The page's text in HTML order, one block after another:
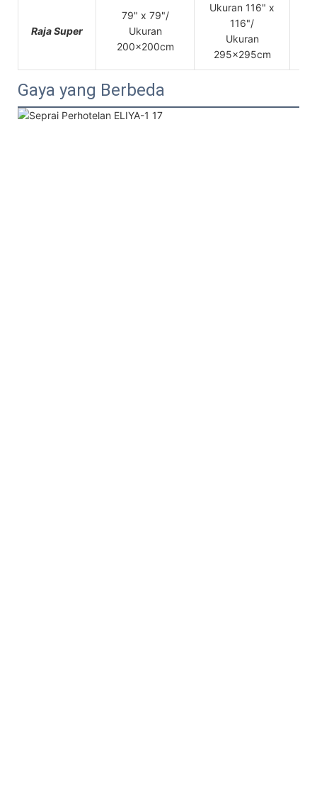
Raja Super
79" x 79"/
Ukuran
200x200cm
Ukuran 116" x
116"/
Ukuran
295x295cm
Gaya yang Berbeda